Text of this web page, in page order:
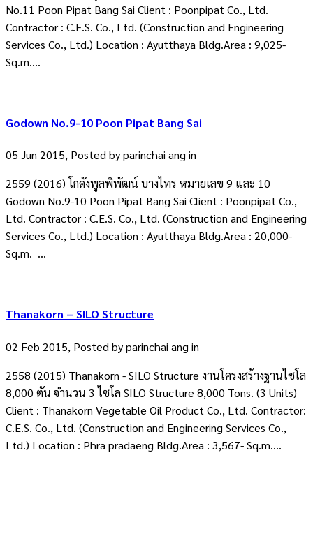
No.11 Poon Pipat Bang Sai Client : Poonpipat Co., Ltd.
Contractor : C.E.S. Co., Ltd. (Construction and Engineering
Services Co., Ltd.) Location : Ayutthaya Bldg.Area : 9,025-
Sq.m....
Godown No.9-10 Poon Pipat Bang Sai
05 Jun 2015, Posted byparinchai ang in
2559 (2016) โกดังพูลพิพัฒน์ บางไทร หมายเลข 9 และ 10
Godown No.9-10 Poon Pipat Bang Sai Client : Poonpipat Co.,
Ltd. Contractor : C.E.S. Co., Ltd. (Construction and Engineering
Services Co., Ltd.) Location : Ayutthaya Bldg.Area : 20,000-
Sq.m. ...
Thanakorn – SILO Structure
02 Feb 2015, Posted byparinchai ang in
2558 (2015) Thanakorn - SILO Structure งานโครงสร้างฐานไซโล
8,000 ตัน จำนวน 3 ไซโล SILO Structure 8,000 Tons. (3 Units)
Client : Thanakorn Vegetable Oil Product Co., Ltd. Contractor:
C.E.S. Co., Ltd. (Construction and Engineering Services Co.,
Ltd.) Location : Phra pradaeng Bldg.Area : 3,567- Sq.m....